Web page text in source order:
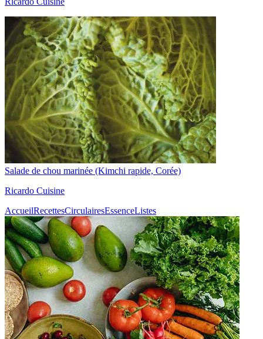
Salade de chou marinée (Kimchi rapide, Corée)
Ricardo Cuisine
AccueilRecettesCirculairesEssenceListes